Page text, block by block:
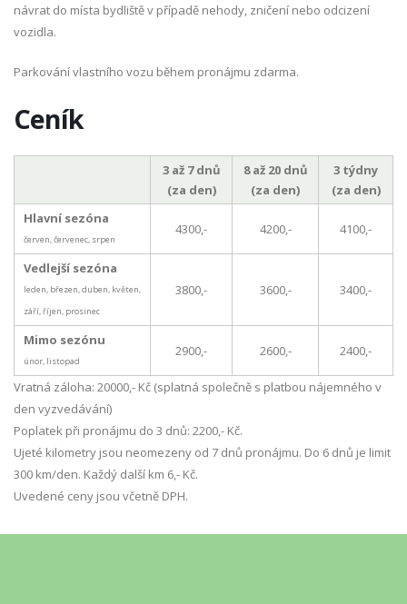
návrat do místa bydliště v případě nehody, zničení nebo odcizení
vozidla.
Parkování vlastního vozu během pronájmu zdarma.
Ceník
3 až 7 dnů
(za den)
8 až 20 dnů
(za den)
3 týdny
(za den)
Hlavní sezóna
červen, červenec, srpen
4300,- 4200,- 4100,-
Vedlejší sezóna
leden, březen, duben, květen,
září, říjen, prosinec
3800,- 3600,- 3400,-
Mimo sezónu
únor, listopad
2900,- 2600,- 2400,-
Vratná záloha: 20000,- Kč (splatná společně s platbou nájemného v
den vyzvedávání)
Poplatek při pronájmu do 3 dnů: 2200,- Kč.
Ujeté kilometry jsou neomezeny od 7 dnů pronájmu. Do 6 dnů je limit
300 km/den. Každý další km 6,- Kč.
Uvedené ceny jsou včetně DPH.